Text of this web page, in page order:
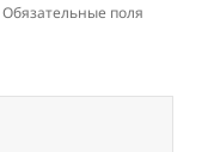
Обязательные поля